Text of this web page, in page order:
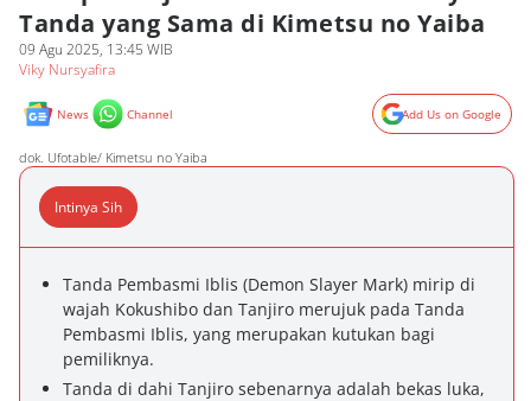
Tanda yang Sama di Kimetsu no Yaiba
09 Agu 2025, 13:45 WIB
Viky Nursyafira
News Channel Add Us on Google
dok. Ufotable/ Kimetsu no Yaiba
Intinya Sih
Tanda Pembasmi Iblis (Demon Slayer Mark) mirip di
wajah Kokushibo dan Tanjiro merujuk pada Tanda
Pembasmi Iblis, yang merupakan kutukan bagi
pemiliknya.
Tanda di dahi Tanjiro sebenarnya adalah bekas luka,